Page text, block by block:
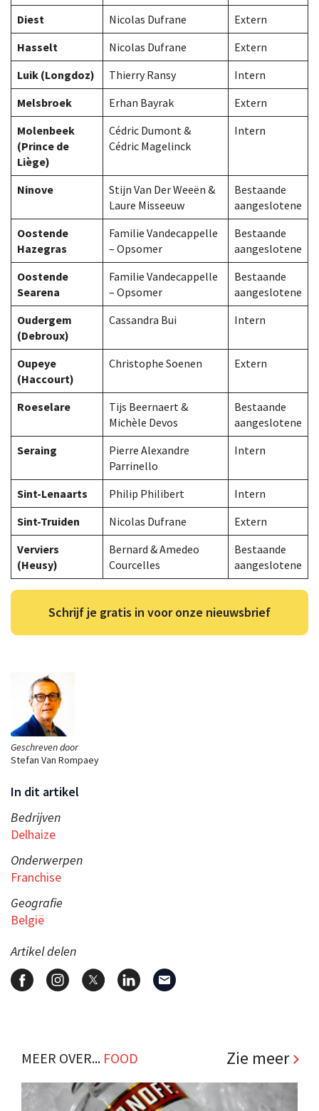
Geschreven door
Stefan Van Rompaey
In dit artikel
Bedrijven
Delhaize
Onderwerpen
Franchise
Geografie
België
Artikel delen
Diest Nicolas Dufrane
Extern
Hasselt
Nicolas Dufrane
Extern
Luik (Longdoz)
Thierry Ransy
Intern
Melsbroek
Erhan Bayrak
Extern
Molenbeek
(Prince de
Liège)
Cédric Dumont &
Cédric Magelinck
Intern
Ninove
Stijn Van Der Weeën &
Laure Misseeuw
Bestaande
aangeslotene
Oostende
Hazegras
Familie Vandecappelle
– Opsomer
Bestaande
aangeslotene
Oostende
Searena
Familie Vandecappelle
– Opsomer
Bestaande
aangeslotene
Oudergem
(Debroux)
Cassandra Bui Intern
Oupeye
(Haccourt)
Christophe Soenen Extern
Roeselare
Tijs Beernaert &
Michèle Devos
Bestaande
aangeslotene
Seraing
Pierre Alexandre
Parrinello
Intern
Sint-Lenaarts Philip Philibert
Intern
Sint-Truiden
Nicolas Dufrane
Extern
Verviers
(Heusy)
Bernard & Amedeo
Courcelles
Bestaande
aangeslotene
Schrijf je gratis in voor onze nieuwsbrief
MEER OVER... FOOD Zie meer